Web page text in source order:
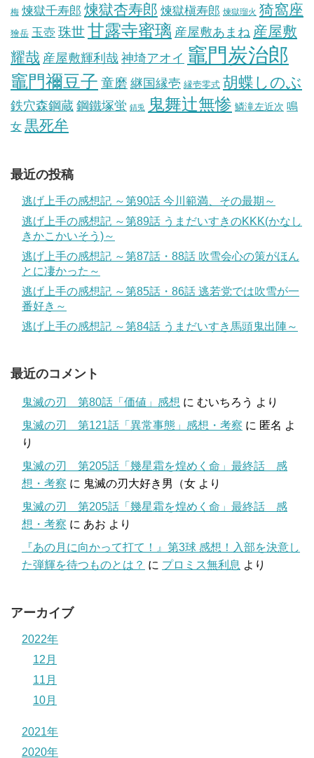
梅 煉獄千寿郎 煉獄杏寿郎 煉獄槇寿郎 煉獄瑠火 猗窩座
獪岳 玉壺 珠世甘露寺蜜璃 産屋敷あまね 産屋敷
耀哉 産屋敷輝利哉 神埼アオイ 竈門炭治郎
竈門禰豆子 童磨 継国縁壱 縁壱零式 胡蝶しのぶ
鉄穴森鋼蔵 鋼鐵塚蛍 錆兎 鬼舞辻無惨 鱗滝左近次 鳴
女 黒死牟
最近の投稿
逃げ上手の感想記 ～第90話 今川範満、その最期～
逃げ上手の感想記 ～第89話 うまだいすきのKKK(かなし
きかこかいそう)～
逃げ上手の感想記 ～第87話・88話 吹雪会心の策がほん
とに凄かった～
逃げ上手の感想記 ～第85話・86話 逃若党では吹雪が一
番好き～
逃げ上手の感想記 ～第84話 うまだいすき馬頭鬼出陣～
最近のコメント
鬼滅の刃 第80話「価値」感想 に むいちろう より
鬼滅の刃 第121話「異常事態」感想・考察 に 匿名 よ
り
鬼滅の刃 第205話「幾星霜を煌めく命」最終話 感
想・考察 に 鬼滅の刃大好き男（女 より
鬼滅の刃 第205話「幾星霜を煌めく命」最終話 感
想・考察 に あお より
『あの月に向かって打て！』第3球 感想！入部を決意し
た弾輝を待つものとは？ に プロミス無利息 より
アーカイブ
2022年
12月
11月
10月
2021年
2020年